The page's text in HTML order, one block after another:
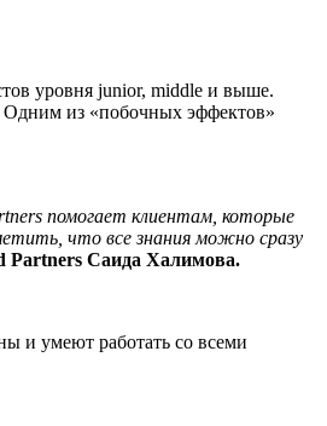
уровня junior, middle и выше.
Одним из «побочных эффектов»
помогает клиентам, которые
что все знания можно сразу
Partners Саида Халимова.
и умеют работать со всеми